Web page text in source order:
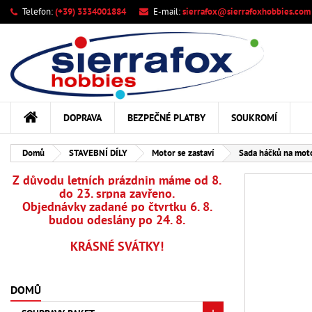
Telefon:(+39) 3334001884 E-mail:sierrafox@sierrafoxhobbies.com
DOPRAVA BEZPEČNÉ PLATBY SOUKROMÍ
Domů STAVEBNÍ DÍLY Motor se zastaví Sada háčků na
Z důvodu letních prázdnin máme od 8.
do 23. srpna zavřeno.
Objednávky zadané po čtvrtku 6. 8.
budou odeslány po 24. 8.
KRÁSNÉ SVÁTKY!
DOMŮ